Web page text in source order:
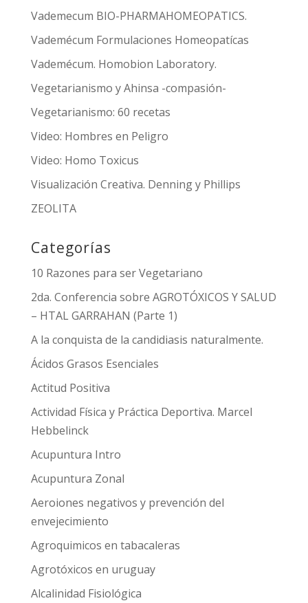
Vademecum BIO-PHARMAHOMEOPATICS.
Vademécum Formulaciones Homeopatícas
Vademécum. Homobion Laboratory.
Vegetarianismo y Ahinsa -compasión-
Vegetarianismo: 60 recetas
Video: Hombres en Peligro
Video: Homo Toxicus
Visualización Creativa. Denning y Phillips
ZEOLITA
Categorías
10 Razones para ser Vegetariano
2da. Conferencia sobre AGROTÓXICOS Y SALUD
– HTAL GARRAHAN (Parte 1)
A la conquista de la candidiasis naturalmente.
Ácidos Grasos Esenciales
Actitud Positiva
Actividad Física y Práctica Deportiva. Marcel
Hebbelinck
Acupuntura Intro
Acupuntura Zonal
Aeroiones negativos y prevención del
envejecimiento
Agroquimicos en tabacaleras
Agrotóxicos en uruguay
Alcalinidad Fisiológica